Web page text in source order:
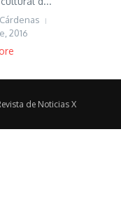
2016
de Noticias X